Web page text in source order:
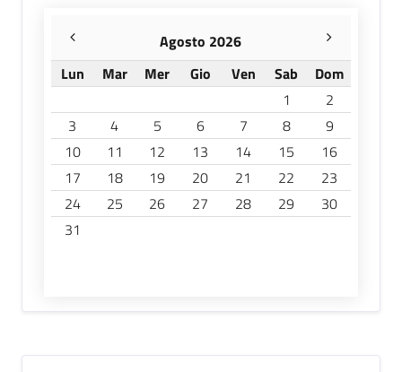
Agosto 2026
Lun
Mar Mer Gio Ven Sab
Dom
1
2
3
4 5 6 7 8
9
10
11 12 13 14 15
16
17
18 19 20 21 22
23
24
25 26 27 28 29
30
31